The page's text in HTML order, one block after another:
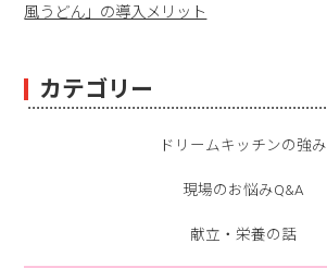
風うどん」の導入メリット
カテゴリー
ドリームキッチンの強み
現場のお悩みQ&A
献立・栄養の話